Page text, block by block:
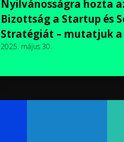
Nyilvánosságra hozta
Bizottság a Startup és
Stratégiát – mutatjuk a
2025. május 30.